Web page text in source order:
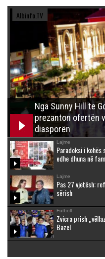
Albinfo.TV
Nga Sunny Hill te
prezanton ofertën
diasporën
Lajme
Paradoksi i
edhe dhuna në
Lajme
Pas 27 vjetësh:
sërish
Futboll
Zvicra prish
Bazel